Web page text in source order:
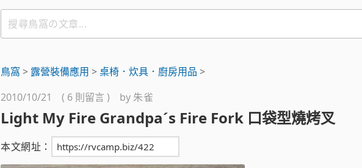
搜
尋
の
章
鳥窩 > 露營裝備應用 >桌椅．炊具．廚房用品 >
2010/10/21 ( 6 則留言 ) by 朱雀
Light My Fire Grandpa´s Fire Fork 口袋型燒烤叉
本文網址：